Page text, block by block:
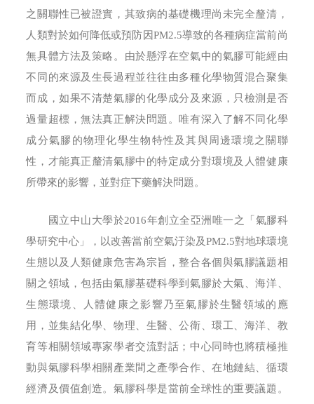
之關聯性已被證實，其致病的基礎機理尚未完全釐清，
人類對於如何降低或預防因PM2.5導致的各種病症當前尚
無具體方法及策略。由於懸浮在空氣中的氣膠可能經由
不同的來源及生長過程並往往由多種化學物質混合聚集
而成，如果不清楚氣膠的化學成分及來源，只檢測是否
過量超標，無法真正解決問題。唯有深入了解不同化學
成分氣膠的物理化學生物特性及其與周邊環境之關聯
性，才能真正釐清氣膠中的特定成分對環境及人體健康
所帶來的影響，並對症下藥解決問題。
國立中山大學於2016年創立全亞洲唯一之「氣膠科
學研究中心」，以改善當前空氣汙染及PM2.5對地球環境
生態以及人類健康危害為宗旨，整合各個與氣膠議題相
關之領域，包括由氣膠基礎科學到氣膠於大氣、海洋、
生態環境、人體健康之影響乃至氣膠於生醫領域的應
用，並集結化學、物理、生醫、公衛、環工、海洋、教
育等相關領域專家學者交流對話；中心同時也將積極推
動與氣膠科學相關產業間之產學合作、在地鏈結、循環
經濟及價值創造。氣膠科學是當前全球性的重要議題。